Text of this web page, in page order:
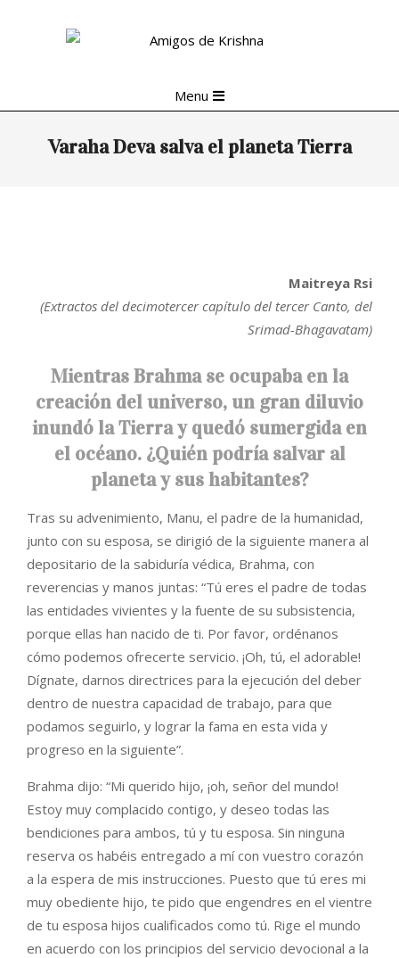
Navigation
Menu
Menu
Varaha Deva salva el planeta Tierra
Maitreya Rsi
(Extractos del decimotercer capítulo del tercer Canto, del
Srimad-Bhagavatam)
Mientras Brahma se ocupaba en la
creación del universo, un gran diluvio
inundó la Tierra y quedó sumergida en
el océano. ¿Quién podría salvar al
planeta y sus habitantes?
Tras su advenimiento, Manu, el padre de la humanidad,
junto con su esposa, se dirigió de la siguiente manera al
depositario de la sabiduría védica, Brahma, con
reverencias y manos juntas: “Tú eres el padre de todas
las entidades vivientes y la fuente de su subsistencia,
porque ellas han nacido de ti. Por favor, ordénanos
cómo podemos ofrecerte servicio. ¡Oh, tú, el adorable!
Dígnate, darnos directrices para la ejecución del deber
dentro de nuestra capacidad de trabajo, para que
podamos seguirlo, y lograr la fama en esta vida y
progreso en la siguiente”.
Brahma dijo: “Mi querido hijo, ¡oh, señor del mundo!
Estoy muy complacido contigo, y deseo todas las
bendiciones para ambos, tú y tu esposa. Sin ninguna
reserva os habéis entregado a mí con vuestro corazón
a la espera de mis instrucciones. Puesto que tú eres mi
muy obediente hijo, te pido que engendres en el vientre
de tu esposa hijos cualificados como tú. Rige el mundo
en acuerdo con los principios del servicio devocional a la